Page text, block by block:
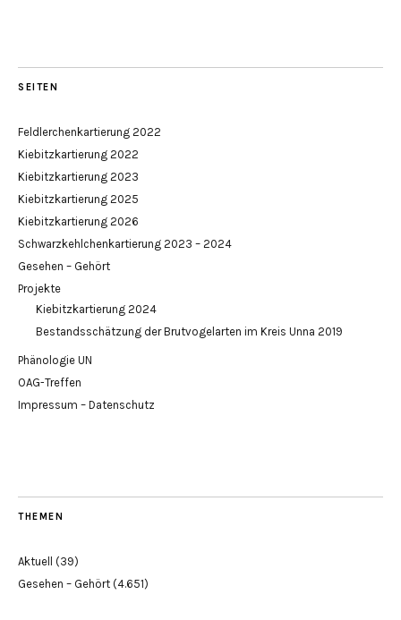
SEITEN
Feldlerchenkartierung 2022
Kiebitzkartierung 2022
Kiebitzkartierung 2023
Kiebitzkartierung 2025
Kiebitzkartierung 2026
Schwarzkehlchenkartierung 2023 – 2024
Gesehen – Gehört
Projekte
Kiebitzkartierung 2024
Bestandsschätzung der Brutvogelarten im Kreis Unna 2019
Phänologie UN
OAG-Treffen
Impressum – Datenschutz
THEMEN
Aktuell
(39)
Gesehen – Gehört (4.651)